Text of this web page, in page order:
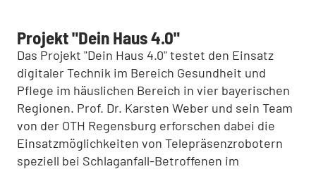
Projekt "Dein Haus 4.0"
Das Projekt "Dein Haus 4.0" testet den Einsatz
digitaler Technik im Bereich Gesundheit und
Pflege im häuslichen Bereich in vier bayerischen
Regionen. Prof. Dr. Karsten Weber und sein Team
von der OTH Regensburg erforschen dabei die
Einsatzmöglichkeiten von Telepräsenzrobotern
speziell bei Schlaganfall-Betroffenen im